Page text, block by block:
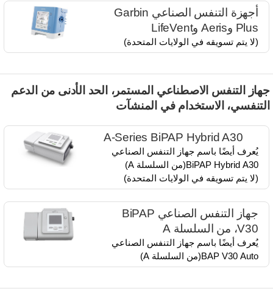
أجهزة التنفس الصناعي Garbin
Plus وAeris وLifeVent
(لا يتم تسويقه في الولايات المتحدة)
التنفس الاصطناعي المستمر، الحد الأدنى من الدعم
الاستخدام في المنشآت
A-Series BiPAP Hybrid A30
يُعرف أيضًا باسم جهاز التنفس الصناعي​
BiPAP Hybrid A30​(من السلسلة A)​
(لا يتم تسويقه في الولايات المتحدة)
جهاز التنفس الصناعي BiPAP
V30، من السلسلة A
يُعرف أيضًا باسم جهاز التنفس الصناعي
BAP V30 Auto​(من السلسلة A)